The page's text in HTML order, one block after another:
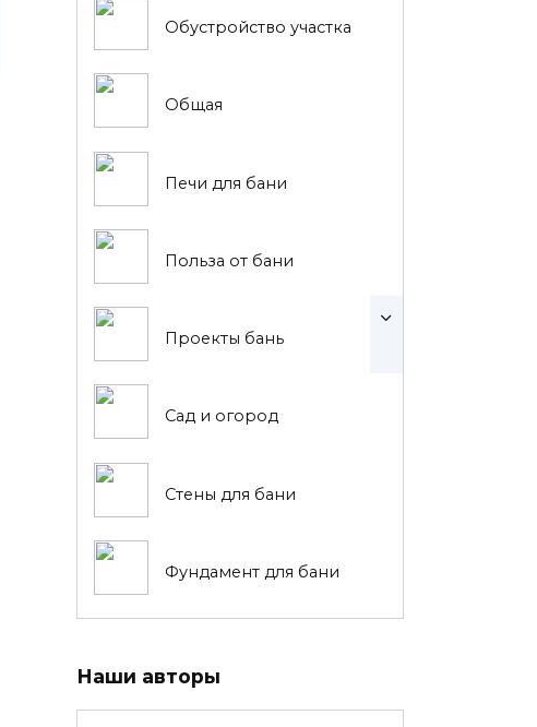
Обустройство участка
Общая
Печи для бани
Польза от бани
Проекты бань
Сад и огород
Стены для бани
Фундамент для бани
Наши авторы